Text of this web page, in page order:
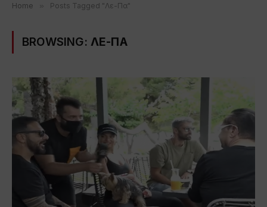
Home » Posts Tagged "Λε-Πα"
BROWSING: ΛΕ-ΠΑ